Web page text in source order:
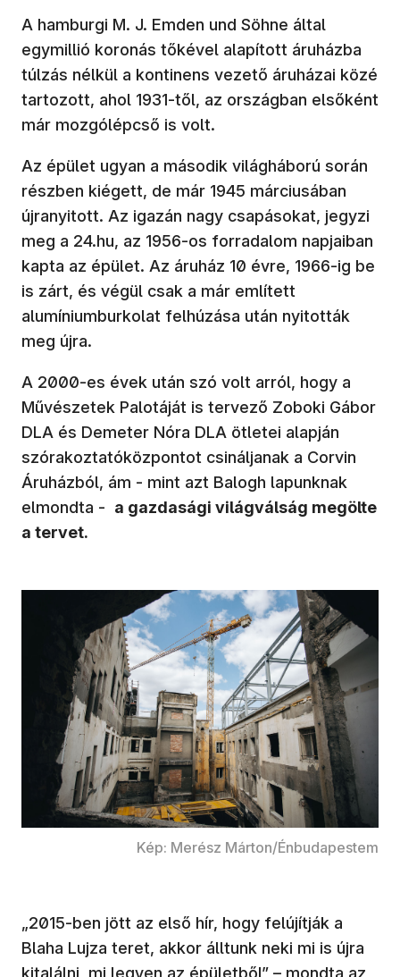
A hamburgi M. J. Emden und Söhne által
egymillió koronás tőkével alapított áruházba
túlzás nélkül a kontinens vezető áruházai közé
tartozott, ahol 1931-től, az országban elsőként
már mozgólépcső is volt.
Az épület ugyan a második világháború során
részben kiégett, de már 1945 márciusában
újranyitott. Az igazán nagy csapásokat, jegyzi
meg a 24.hu, az 1956-os forradalom napjaiban
kapta az épület. Az áruház 10 évre, 1966-ig be
is zárt, és végül csak a már említett
alumíniumburkolat felhúzása után nyitották
meg újra.
A 2000-es évek után szó volt arról, hogy a
Művészetek Palotáját is tervező Zoboki Gábor
DLA és Demeter Nóra DLA ötletei alapján
szórakoztatóközpontot csináljanak a Corvin
Áruházból, ám - mint azt Balogh lapunknak
elmondta - a gazdasági világválság megölte
a tervet.
Kép: Merész Márton/Énbudapestem
„2015-ben jött az első hír, hogy felújítják a
Blaha Lujza teret, akkor álltunk neki mi is újra